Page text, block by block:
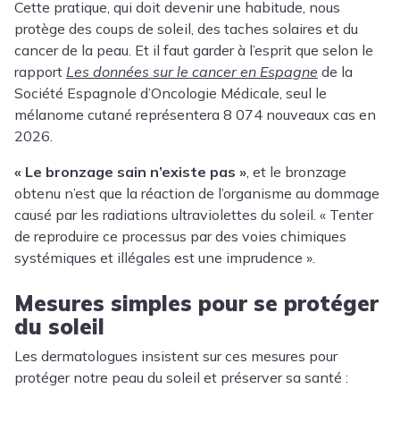
Cette pratique, qui doit devenir une habitude, nous
protège des coups de soleil, des taches solaires et du
cancer de la peau. Et il faut garder à l’esprit que selon le
rapport Les données sur le cancer en Espagne de la
Société Espagnole d’Oncologie Médicale, seul le
mélanome cutané représentera 8 074 nouveaux cas en
2026.
« Le bronzage sain n’existe pas », et le bronzage
obtenu n’est que la réaction de l’organisme au dommage
causé par les radiations ultraviolettes du soleil. « Tenter
de reproduire ce processus par des voies chimiques
systémiques et illégales est une imprudence ».
Mesures simples pour se protéger
du soleil
Les dermatologues insistent sur ces mesures pour
protéger notre peau du soleil et préserver sa santé :